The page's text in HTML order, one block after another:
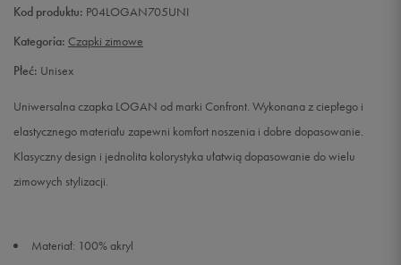
Kod produktu: P04LOGAN705UNI
Kategoria: Czapki zimowe
Płeć: Unisex
Uniwersalna czapka LOGAN od marki Confront. Wykonana z ciepłego i
elastycznego materiału zapewni komfort noszenia i dobre dopasowanie.
Klasyczny design i jednolita kolorystyka ułatwią dopasowanie do wielu
zimowych stylizacji.
Materiał: 100% akryl